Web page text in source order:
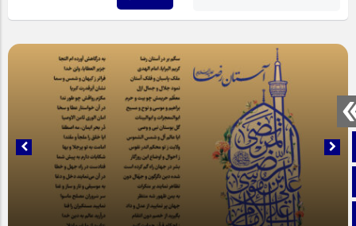
صفحه نخست